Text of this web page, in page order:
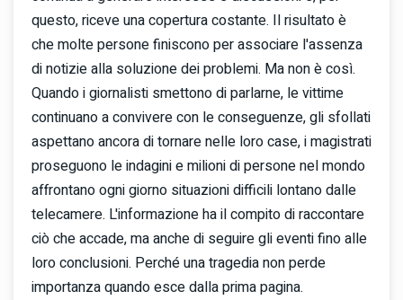
questo, riceve una copertura costante. Il risultato è
che molte persone finiscono per associare l'assenza
di notizie alla soluzione dei problemi. Ma non è così.
Quando i giornalisti smettono di parlarne, le vittime
continuano a convivere con le conseguenze, gli sfollati
aspettano ancora di tornare nelle loro case, i magistrati
proseguono le indagini e milioni di persone nel mondo
affrontano ogni giorno situazioni difficili lontano dalle
telecamere. L'informazione ha il compito di raccontare
ciò che accade, ma anche di seguire gli eventi fino alle
loro conclusioni. Perché una tragedia non perde
importanza quando esce dalla prima pagina.